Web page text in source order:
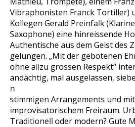
Vibraphonisten Franck Tortiller)
Kollegen Gerald Preinfalk
Saxophone) eine hinreissende
Authentische aus dem Geist des
gelungen. „Mit der gebotenen
ohne allzu grossen Respekt“
andächtig, mal ausgelassen,
n
stimmigen Arrangements und
improvisatorischem Freiraum.
Traditionell oder modern? Gute